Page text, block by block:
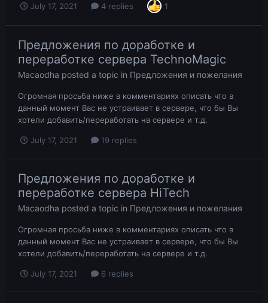
July 17, 2021 4 replies 1
Предложения по доработке и
переработке сервера TechnoMagic
Macaodha posted a topic in Предложения и пожелания
Огромная просьба ниже в комментариях описать что в
данный момент Вас не устраивает в сервере, что бы Вы
хотели добавить/переработать на сервере и т.д.
July 17, 2021 19 replies
Предложения по доработке и
переработке сервера HiTech
Macaodha posted a topic in Предложения и пожелания
Огромная просьба ниже в комментариях описать что в
данный момент Вас не устраивает в сервере, что бы Вы
хотели добавить/переработать на сервере и т.д.
July 17, 2021 6 replies